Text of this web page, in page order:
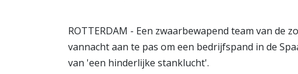
ROTTERDAM - Een zwaarbewapend team van de
vannacht aan te pas om een bedrijfspand in de
van 'een hinderlijke stanklucht'.